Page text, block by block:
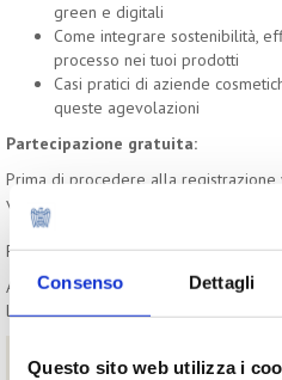
Consenso Dettagli
Questo sito web utilizza i
green e digitali
Come integrare sostenibilità,
processo nei tuoi prodotti
Casi pratici di aziende
queste agevolazioni
Partecipazione gratuita:
Prima di procedere alla
visione dell'
Per partecipare è necessario
A registrazione avvenuta riceverete
la quale accedere al webinar.
Contatti